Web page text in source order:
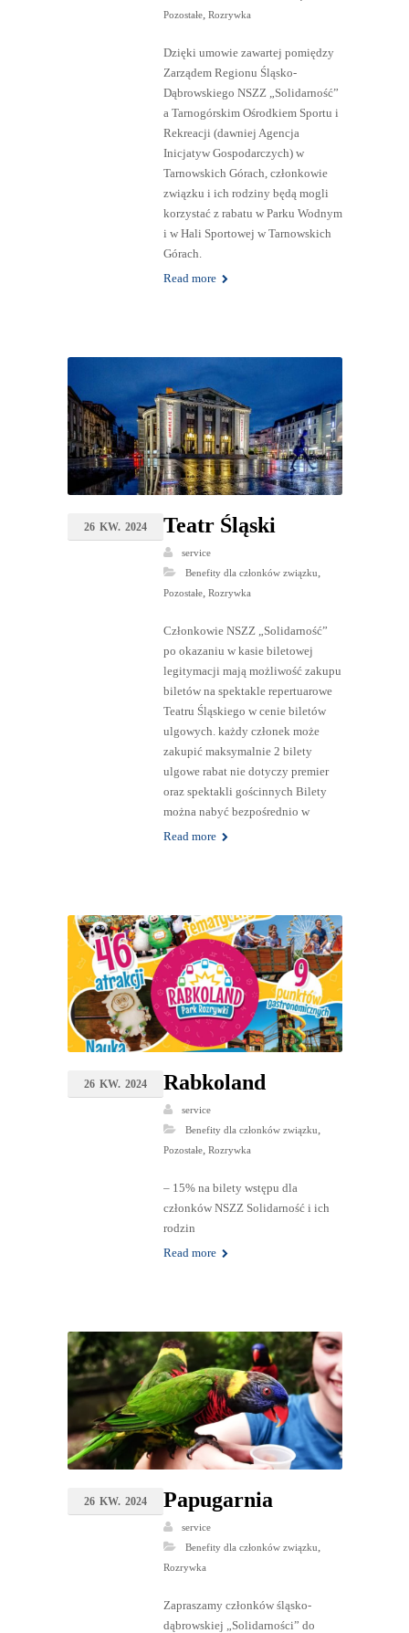
Pozostałe, Rozrywka
Dzięki umowie zawartej pomiędzy
Zarządem Regionu Śląsko-
Dąbrowskiego NSZZ „Solidarność”
a Tarnogórskim Ośrodkiem Sportu i
Rekreacji (dawniej Agencja
Inicjatyw Gospodarczych) w
Tarnowskich Górach, członkowie
związku i ich rodziny będą mogli
korzystać z rabatu w Parku Wodnym
i w Hali Sportowej w Tarnowskich
Górach.
Read more
26 KW. 2024 Teatr Śląski
service
Benefity dla członków związku
Pozostałe, Rozrywka
Członkowie NSZZ „Solidarność”
po okazaniu w kasie biletowej
legitymacji mają możliwość zakupu
biletów na spektakle repertuarowe
Teatru Śląskiego w cenie biletów
ulgowych. każdy członek może
zakupić maksymalnie 2 bilety
ulgowe rabat nie dotyczy premier
oraz spektakli gościnnych Bilety
można nabyć bezpośrednio w
Read more
26 KW. 2024 Rabkoland
service
Benefity dla członków związku,
Pozostałe, Rozrywka
– 15% na bilety wstępu dla
członków NSZZ Solidarność i ich
rodzin
Read more
26 KW. 2024 Papugarnia
service
Benefity dla członków związku
Rozrywka
Zapraszamy członków śląsko-
dąbrowskiej „Solidarności” do